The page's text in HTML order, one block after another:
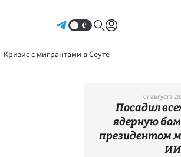
Кризис с мигрантами в Сеуте
07 августа
Посадил
ядерную
президентом
ИИ